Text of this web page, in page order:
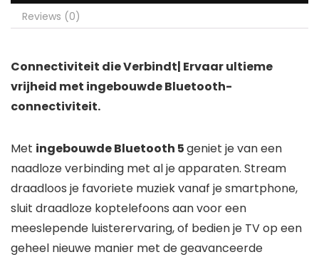
Reviews (0)
Connectiviteit die Verbindt| Ervaar ultieme
vrijheid met ingebouwde Bluetooth-
connectiviteit.
Met ingebouwde Bluetooth 5geniet je van een
naadloze verbinding met al je apparaten. Stream
draadloos je favoriete muziek vanaf je smartphone,
sluit draadloze koptelefoons aan voor een
meeslepende luisterervaring, of bedien je TV op een
geheel nieuwe manier met de geavanceerde